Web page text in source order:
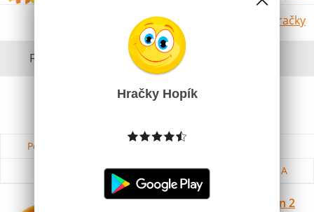
Vodní hračky
Filtrovat dle dostupnosti, ceny, výrobce
Podle názvu od A do Z
Od nejlevnějšího
Podle názvu od Z do A
Dino Dětský nafukovací Baby bazén 2
Hračky Hopík